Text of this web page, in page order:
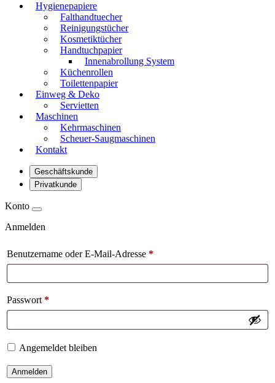
Hygienepapiere
Falthandtuecher
Reinigungstücher
Kosmetiktücher
Handtuchpapier
Innenabrollung System
Küchenrollen
Toilettenpapier
Einweg & Deko
Servietten
Maschinen
Kehrmaschinen
Scheuer-Saugmaschinen
Kontakt
Geschäftskunde
Privatkunde
Konto
Anmelden
Benutzername oder E-Mail-Adresse *
Passwort *
Angemeldet bleiben
Anmelden